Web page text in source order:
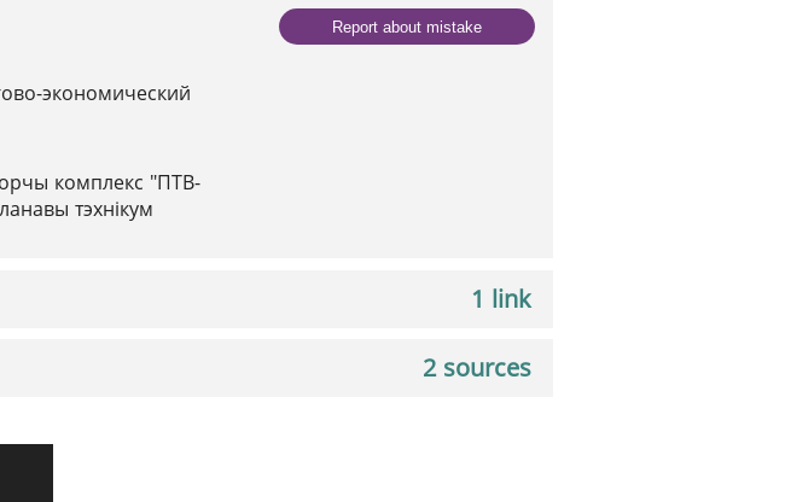
экономический
комплекс "ПТВ-
тэхнікум
Report about mistake
1 link
2 sources